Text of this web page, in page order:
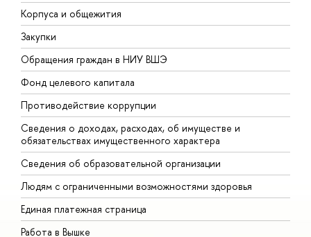
Корпуса и общежития
Закупки
Обращения граждан в НИУ ВШЭ
Фонд целевого капитала
Противодействие коррупции
Сведения о доходах, расходах, об имуществе и
обязательствах имущественного характера
Сведения об образовательной организации
Людям с ограниченными возможностями здоровья
Единая платежная страница
Работа в Вышке